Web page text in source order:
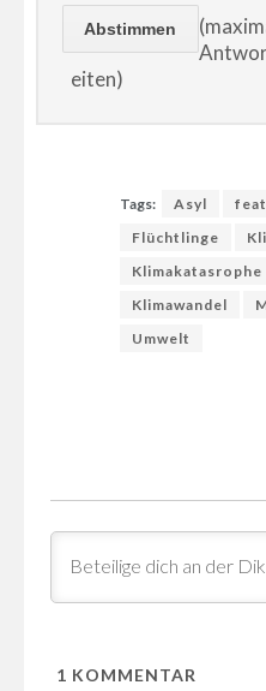
eiten)
Tags: Asyl
Flüchtlinge
Klimakatasrophe
Klimawandel
Umwelt
1 KOMMENTAR